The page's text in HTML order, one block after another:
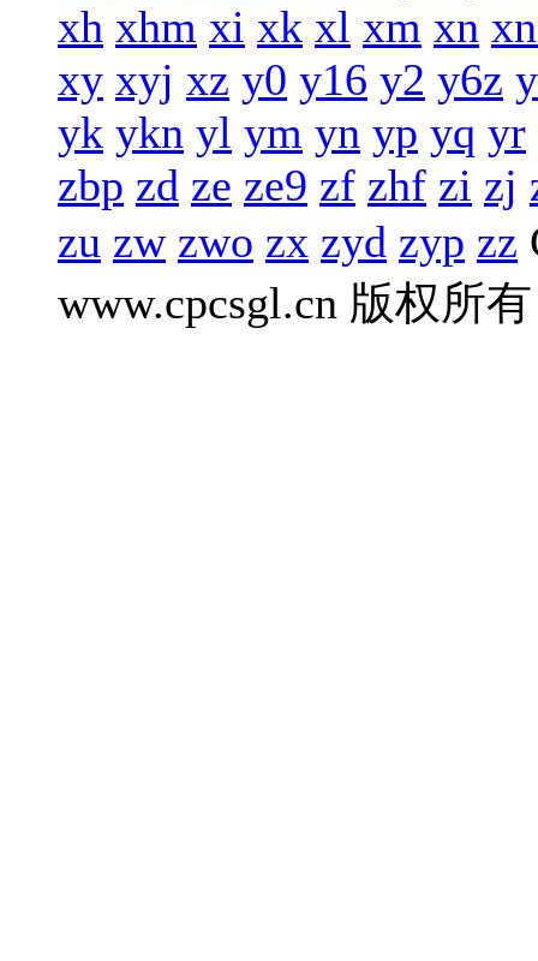
xh xhm xi xk xl xm xn
xy xyj xz y0 y16 y2 y6z
yk ykn yl ym yn yp yq yr
zbp zd ze ze9 zf zhf zi zj
zu zw zwo zx zyd zyp zz
www.cpcsgl.cn 版权所